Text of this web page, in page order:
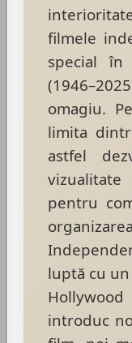
filmele
special
omagiu.
limita
astfel
pentru
luptă cu
introduc